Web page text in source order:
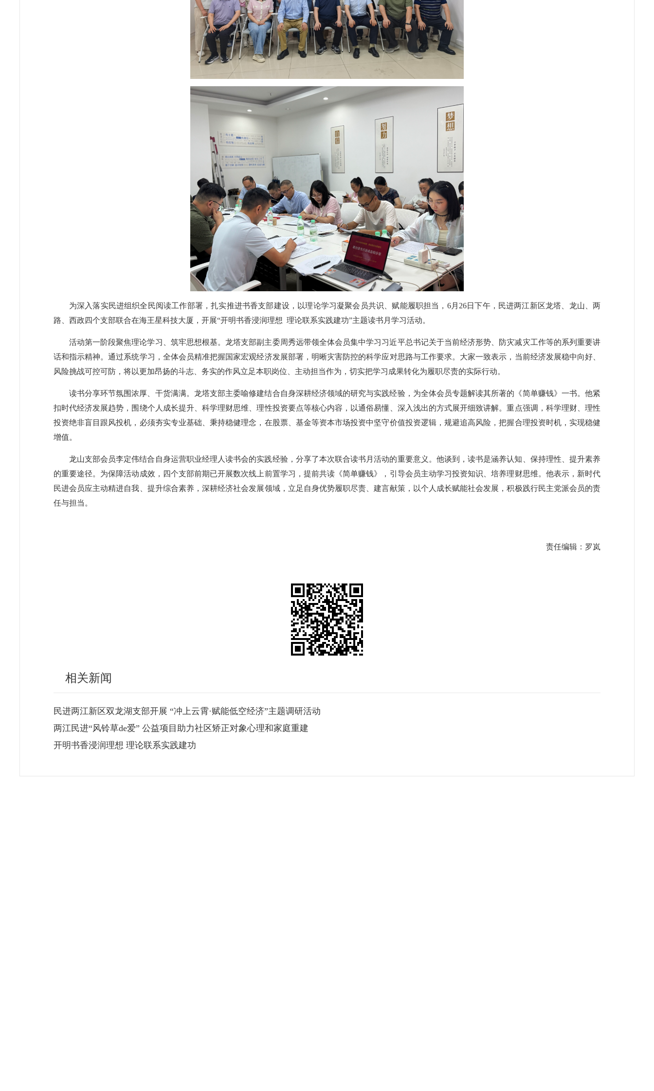
为深入落实民进组织全民阅读工作部署，扎实推进书香支部建设，以理论学习凝聚会员共识、赋能履职担当，6月26日下午，民进两江新区龙塔、龙山、两
路、西政四个支部联合在海王星科技大厦，开展“开明书香浸润理想 理论联系实践建功”主题读书月学习活动。
活动第一阶段聚焦理论学习、筑牢思想根基。龙塔支部副主委周秀远带领全体会员集中学习习近平总书记关于当前经济形势、防灾减灾工作等的系列重要讲
话和指示精神。通过系统学习，全体会员精准把握国家宏观经济发展部署，明晰灾害防控的科学应对思路与工作要求。大家一致表示，当前经济发展稳中向好、
风险挑战可控可防，将以更加昂扬的斗志、务实的作风立足本职岗位、主动担当作为，切实把学习成果转化为履职尽责的实际行动。
读书分享环节氛围浓厚、干货满满。龙塔支部主委喻修建结合自身深耕经济领域的研究与实践经验，为全体会员专题解读其所著的《简单赚钱》一书。他紧
扣时代经济发展趋势，围绕个人成长提升、科学理财思维、理性投资要点等核心内容，以通俗易懂、深入浅出的方式展开细致讲解。重点强调，科学理财、理性
投资绝非盲目跟风投机，必须夯实专业基础、秉持稳健理念，在股票、基金等资本市场投资中坚守价值投资逻辑，规避追高风险，把握合理投资时机，实现稳健
增值。
龙山支部会员李定伟结合自身运营职业经理人读书会的实践经验，分享了本次联合读书月活动的重要意义。他谈到，读书是涵养认知、保持理性、提升素养
的重要途径。为保障活动成效，四个支部前期已开展数次线上前置学习，提前共读《简单赚钱》，引导会员主动学习投资知识、培养理财思维。他表示，新时代
民进会员应主动精进自我、提升综合素养，深耕经济社会发展领域，立足自身优势履职尽责、建言献策，以个人成长赋能社会发展，积极践行民主党派会员的责
任与担当。
责任编辑：罗岚
相关新闻
民进两江新区双龙湖支部开展 “冲上云霄·赋能低空经济”主题调研活动
两江民进“风铃草de爱” 公益项目助力社区矫正对象心理和家庭重建
开明书香浸润理想 理论联系实践建功